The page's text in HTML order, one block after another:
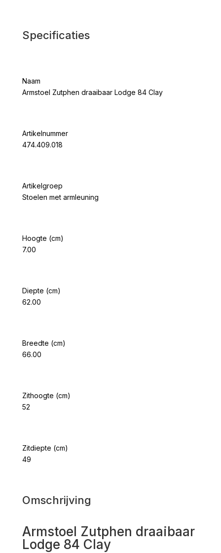
Specificaties
Naam
Armstoel Zutphen draaibaar Lodge 84 Clay
Artikelnummer
474.409.018
Artikelgroep
Stoelen met armleuning
Hoogte (cm)
7.00
Diepte (cm)
62.00
Breedte (cm)
66.00
Zithoogte (cm)
52
Zitdiepte (cm)
49
Omschrijving
Armstoel Zutphen draaibaar
Lodge 84 Clay